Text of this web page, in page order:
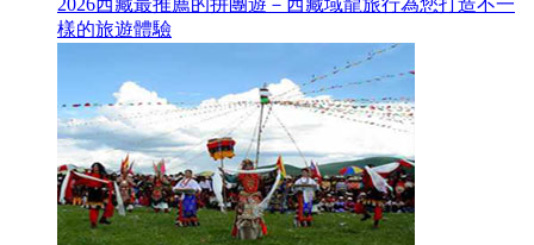
樣的旅遊體驗